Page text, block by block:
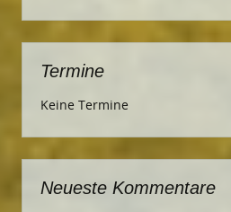
Termine
Keine Termine
Neueste Kommentare